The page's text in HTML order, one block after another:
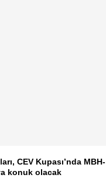
CEV Kupası’nda MBH-
konuk olacak